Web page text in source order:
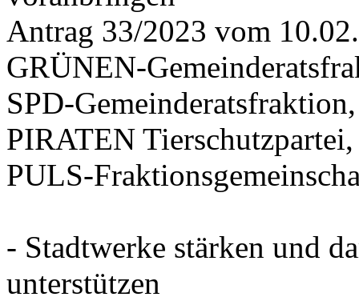
Antrag 33/2023 vom
GRÜNEN-
SPD-
PIRATEN Tierschutzpartei,
PULS-
- Stadtwerke stärken und
unterstützen